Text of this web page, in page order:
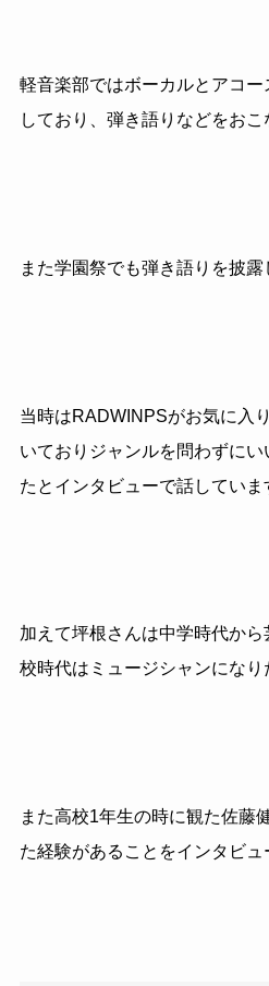
軽音楽部ではボーカルとアコ
しており、弾き語りなどをおこ
また学園祭でも弾き語りを披露
当時はRADWINPSがお気に入
いておりジャンルを問わずに
たとインタビューで話していま
加えて坪根さんは中学時代か
校時代はミュージシャンになり
また高校1年生の時に観た佐藤
た経験があることをインタビュ